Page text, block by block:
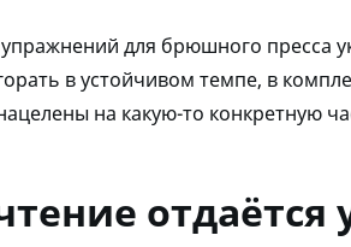
для брюшного
в устойчивом темпе, в
на какую-то конкретную